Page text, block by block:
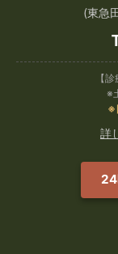
(東急
【
※
※
詳
24